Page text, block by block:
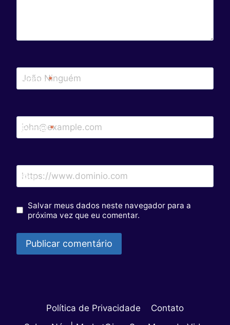
Nome*
E-mail*
Site
Salvar meus dados neste navegador para a
próxima vez que eu comentar.
Política de Privacidade
Contato